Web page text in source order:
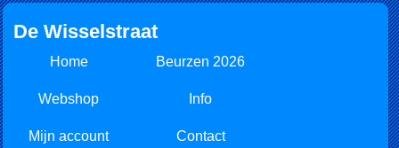
De Wisselstraat
Home Beurzen 2026
Webshop Info
Mijn account Contact